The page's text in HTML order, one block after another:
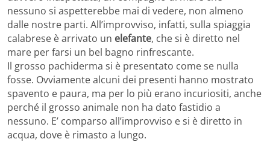
nessuno si aspetterebbe mai di vedere, non almeno
dalle nostre parti. All’improvviso, infatti, sulla spiaggia
calabrese è arrivato un elefante, che si è diretto nel
mare per farsi un bel bagno rinfrescante.
Il grosso pachiderma si è presentato come se nulla
fosse. Ovviamente alcuni dei presenti hanno mostrato
spavento e paura, ma per lo più erano incuriositi, anche
perché il grosso animale non ha dato fastidio a
nessuno. E’ comparso all’improvviso e si è diretto in
acqua, dove è rimasto a lungo.